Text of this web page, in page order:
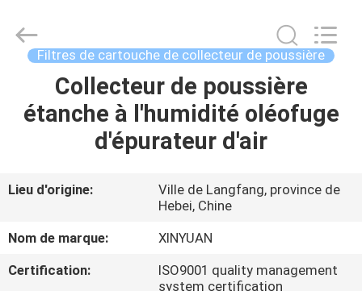
MAISON
PRODUITS
AU
DE
NOUS
Supplier.
Copyright
Gu'an
Rights
Filtres de cartouche de collecteur de poussière
Collecteur de poussière
étanche à l'humidité oléofuge
d'épurateur d'air
Lieu d'origine:
Ville de Langfang, province de
Hebei, Chine
Nom de marque:
XINYUAN
Certification:
ISO9001 quality management
system certification